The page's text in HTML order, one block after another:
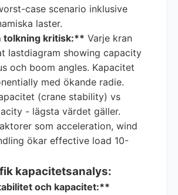
case scenario inklusive
laster.
tolkning kritisk:** Varje kran
lastdiagram showing capacity
och boom angles. Kapacitet
med ökande radie.
(crane stability) vs
- lägsta värdet gäller.
som acceleration, wind
ökar effective load 10-
kapacitetsanalys:
och kapacitet:**